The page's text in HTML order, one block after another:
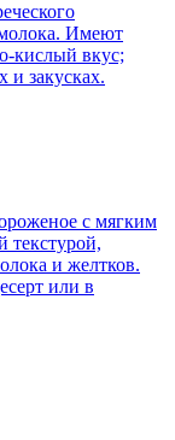
молока. Имеют
кислый вкус;
и закусках.
с мягким
текстурой,
и желтков.
или в